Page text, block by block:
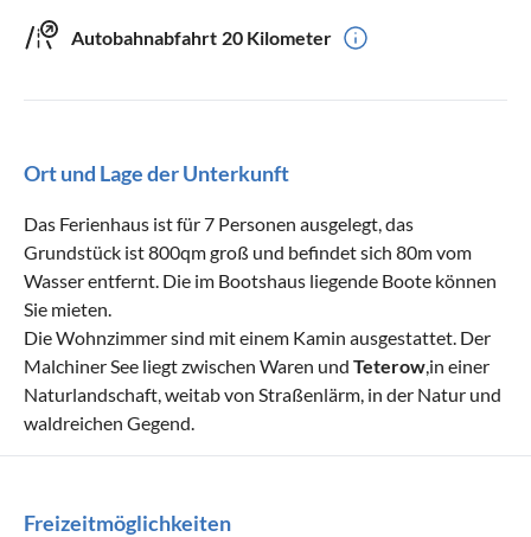
Autobahnabfahrt 20 Kilometer
Ort und Lage der Unterkunft
Das Ferienhaus ist für 7 Personen ausgelegt, das
Grundstück ist 800qm groß und befindet sich 80m vom
Wasser entfernt. Die im Bootshaus liegende Boote können
Sie mieten.
Die Wohnzimmer sind mit einem Kamin ausgestattet. Der
Malchiner See liegt zwischen Waren und Teterow ,in einer
Naturlandschaft, weitab von Straßenlärm, in der Natur und
waldreichen Gegend.
Freizeitmöglichkeiten